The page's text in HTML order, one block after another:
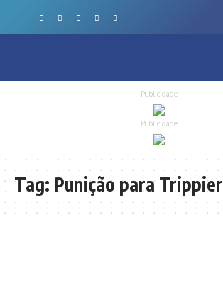
Publicidade
Publicidade
Tag: Punição para Trippier